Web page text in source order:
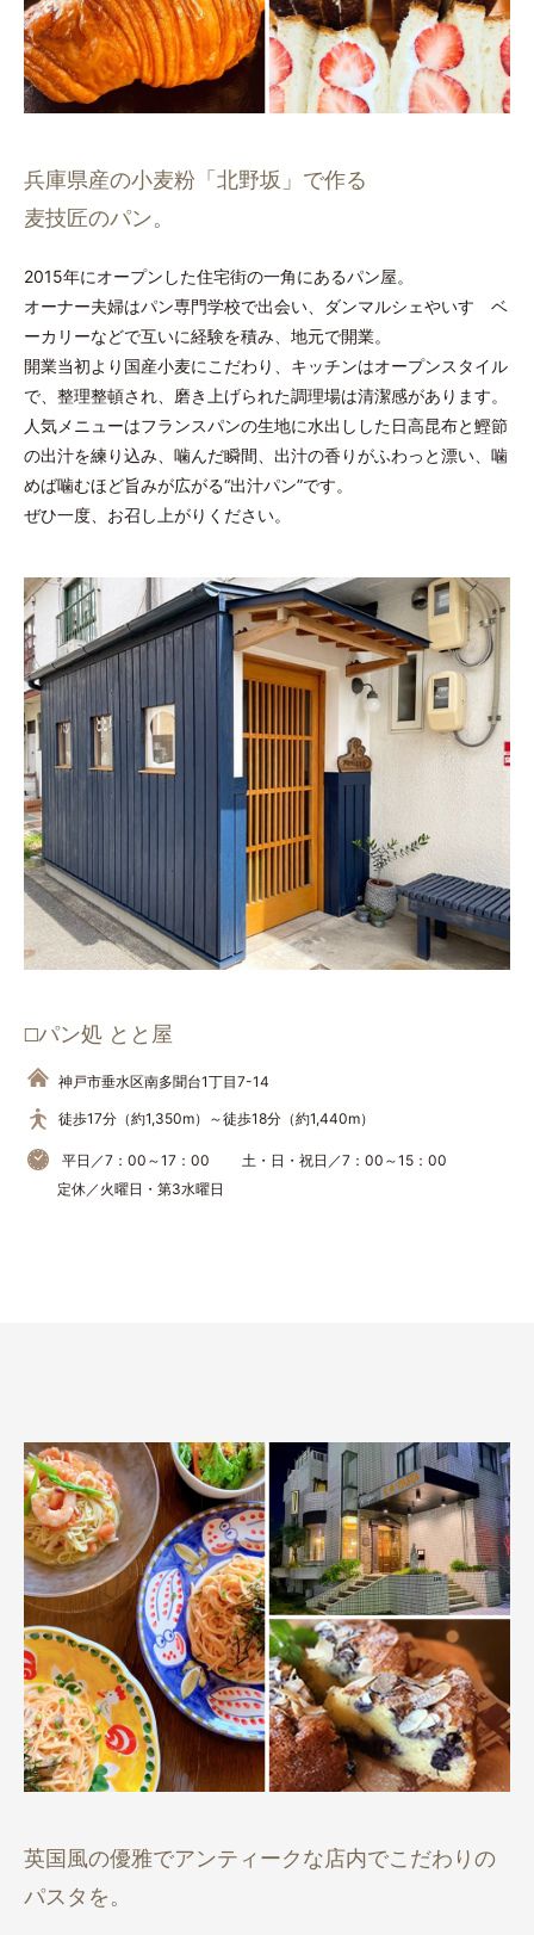
兵庫県産の小麦粉「北野坂」で作る
麦技匠のパン。
2015年にオープンした住宅街の一角にあるパン屋。
オーナー夫婦はパン専門学校で出会い、ダンマルシェやいすゞベ
ーカリーなどで互いに経験を積み、地元で開業。
開業当初より国産小麦にこだわり、キッチンはオープンスタイル
で、整理整頓され、磨き上げられた調理場は清潔感があります。
人気メニューはフランスパンの生地に水出しした日高昆布と鰹節
の出汁を練り込み、噛んだ瞬間、出汁の香りがふわっと漂い、噛
めば噛むほど旨みが広がる“出汁パン”です。
ぜひ一度、お召し上がりください。
パン処 とと屋
神戸市垂水区南多聞台1丁目7-14
徒歩17分（約1,350m）～徒歩18分（約1,440m）
平日／7：00～17：00
土・日・祝日／7：00～15：00
定休／火曜日・第3水曜日
英国風の優雅でアンティークな店内でこだわりの
パスタを。